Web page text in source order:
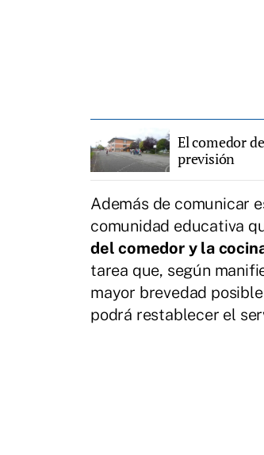
El comedor
previsión
Además de comunicar
comunidad educativa
del comedor y la
tarea que, según
mayor brevedad
podrá restablecer el